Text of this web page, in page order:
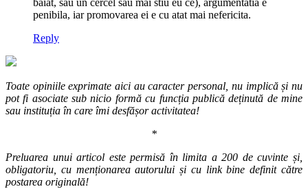
baiat, sau un cercel sau mai stiu eu ce), argumentatia e
penibila, iar promovarea ei e cu atat mai nefericita.
Reply
Toate opiniile exprimate aici au caracter personal, nu implică și nu
pot fi asociate sub nicio formă cu funcția publică deținută de mine
sau instituția în care îmi desfășor activitatea!
*
Preluarea unui articol este permisă în limita a 200 de cuvinte și,
obligatoriu, cu menționarea autorului și cu link bine definit către
postarea originală!